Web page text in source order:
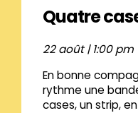
Quatre
22 août | 1:00 pm
En bonne
rythme une
cases, un strip, en